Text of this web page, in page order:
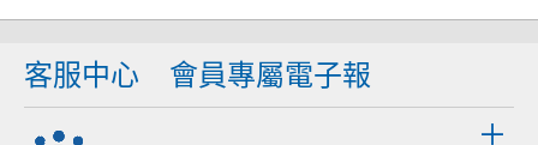
客服中心 會員專屬電子報